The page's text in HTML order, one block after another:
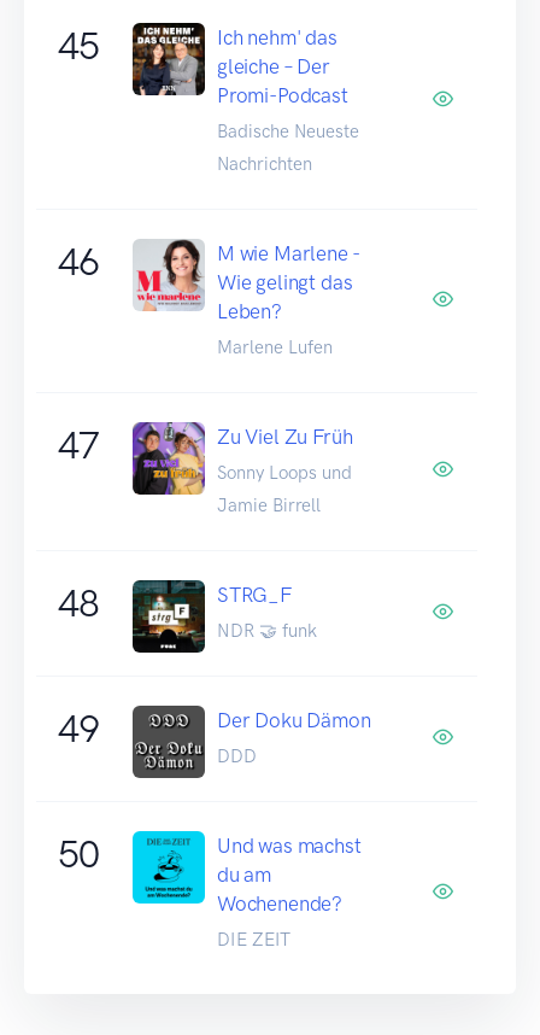
45
Ich nehm' das
gleiche – Der
Promi-Podcast
Badische Neueste
Nachrichten
46
M wie Marlene -
Wie gelingt das
Leben?
Marlene Lufen
47 Zu Viel Zu Früh
Sonny Loops und
Jamie Birrell
48 STRG_F
NDR 🤝 funk
49 Der Doku Dämon
DDD
50
Und was machst
du am
Wochenende?
DIE ZEIT